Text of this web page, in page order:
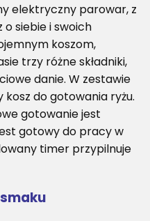
elektryczny parowar, z
siebie i swoich
koszom,
trzy różne składniki,
danie. W zestawie
kosz do gotowania ryżu.
gotowanie jest
gotowy do pracy w
timer przypilnuje